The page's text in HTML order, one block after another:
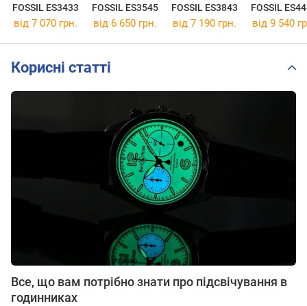
FOSSIL ES3433 FOSSIL ES3545 FOSSIL ES3843 FOSSIL
від 7 070 грн. від 6 650 грн. від 7 190 грн. від 9 540
Корисні статті
Все, що вам потрібно знати про підсвічування в
годинниках